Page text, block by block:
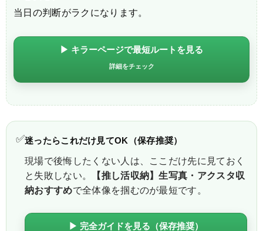
当日の判断がラクになります。
▶ キラーページで最短ルートを見る
詳細をチェック
✅迷ったらこれだけ見てOK（保存推奨）
現場で後悔したくない人は、ここだけ先に見ておく
と失敗しない。
【推し活収納】生写真・アクスタ収
納おすすめで全体像を掴むのが最短です。
▶ 完全ガイドを見る（保存推奨）